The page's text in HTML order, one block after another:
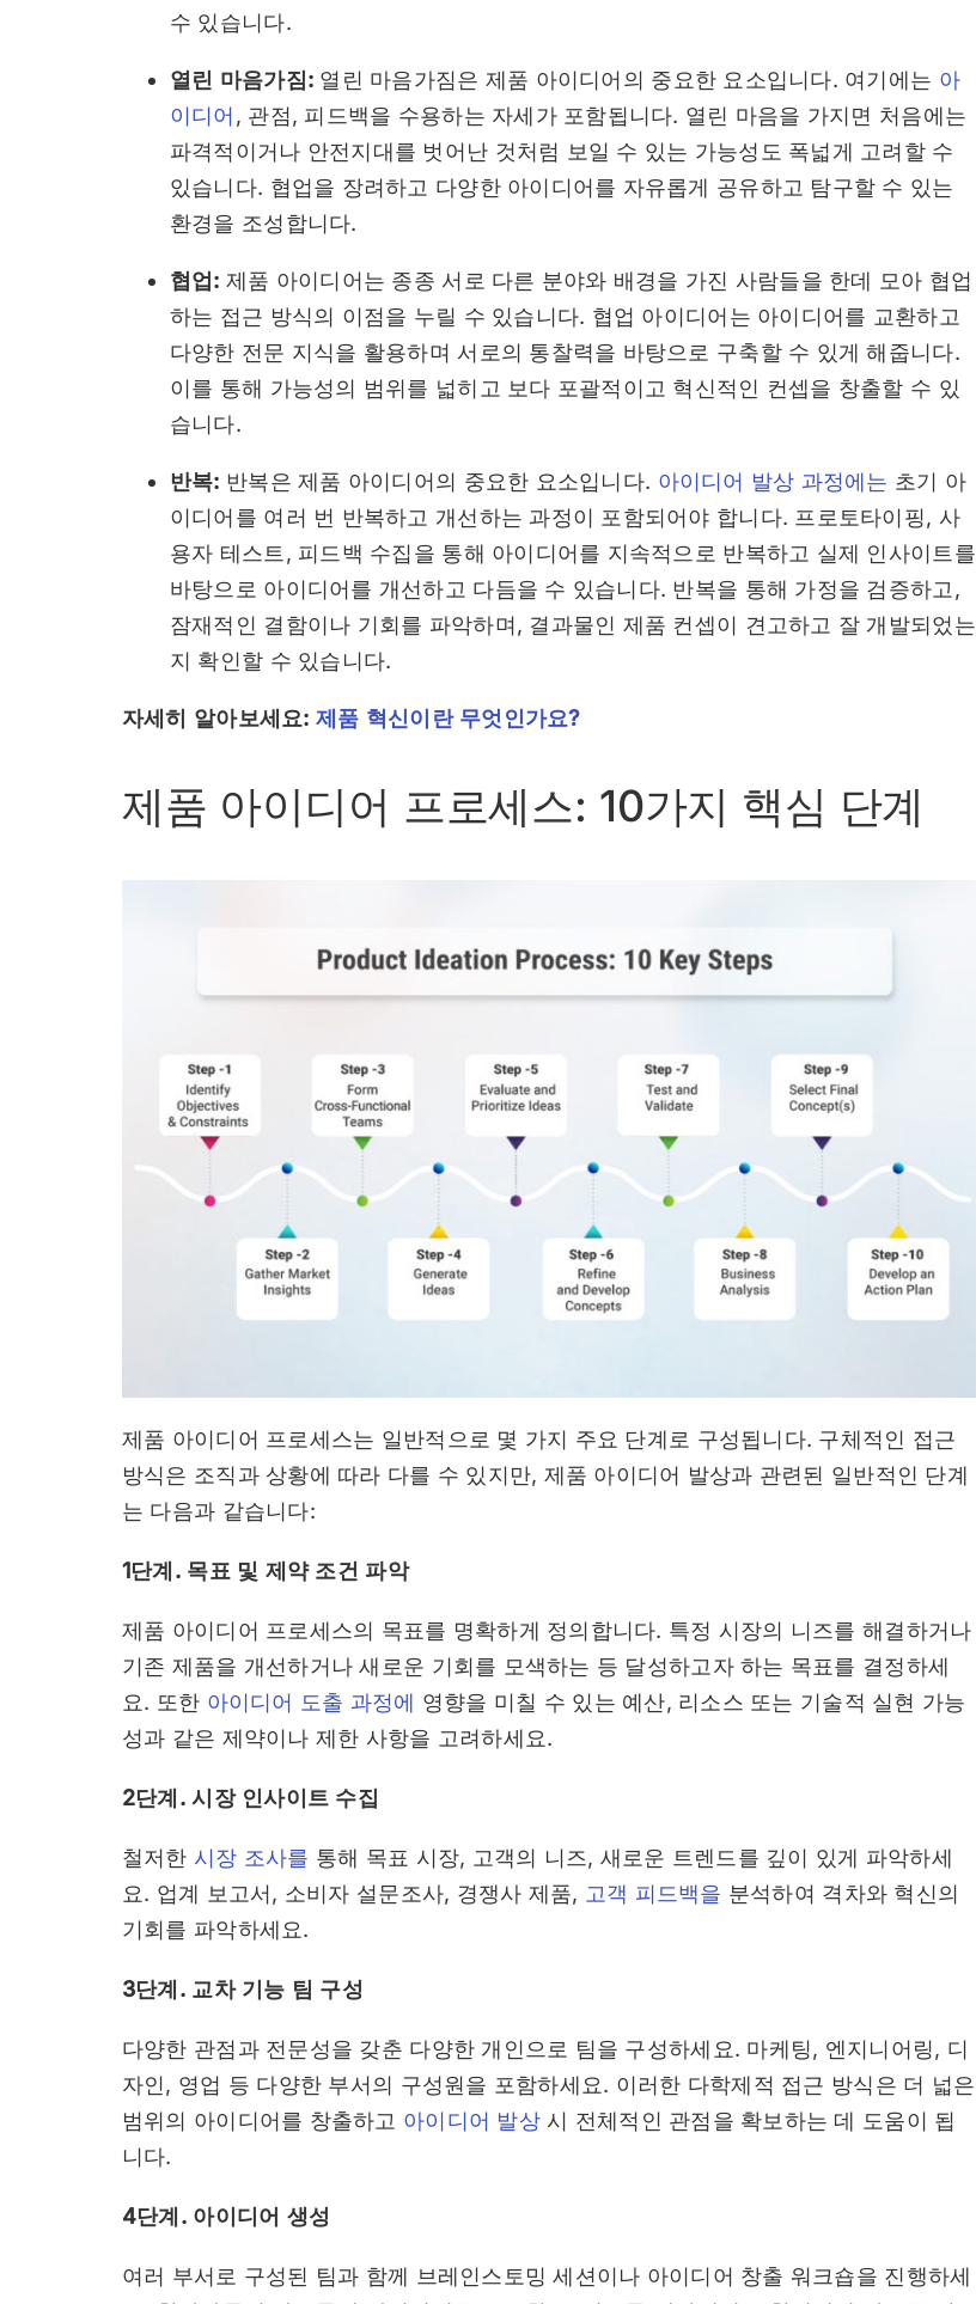
수 있습니다.
열린 마음가짐: 열린 마음가짐은 제품 아이디어의 중요한 요소입니다. 여기에는 아
이디어, 관점, 피드백을 수용하는 자세가 포함됩니다. 열린 마음을 가지면 처음에는
파격적이거나 안전지대를 벗어난 것처럼 보일 수 있는 가능성도 폭넓게 고려할 수
있습니다. 협업을 장려하고 다양한 아이디어를 자유롭게 공유하고 탐구할 수 있는
환경을 조성합니다.
협업: 제품 아이디어는 종종 서로 다른 분야와 배경을 가진 사람들을 한데 모아 협업
하는 접근 방식의 이점을 누릴 수 있습니다. 협업 아이디어는 아이디어를 교환하고
다양한 전문 지식을 활용하며 서로의 통찰력을 바탕으로 구축할 수 있게 해줍니다.
이를 통해 가능성의 범위를 넓히고 보다 포괄적이고 혁신적인 컨셉을 창출할 수 있
습니다.
반복: 반복은 제품 아이디어의 중요한 요소입니다. 아이디어 발상 과정에는 초기 아
이디어를 여러 번 반복하고 개선하는 과정이 포함되어야 합니다. 프로토타이핑, 사
용자 테스트, 피드백 수집을 통해 아이디어를 지속적으로 반복하고 실제 인사이트를
바탕으로 아이디어를 개선하고 다듬을 수 있습니다. 반복을 통해 가정을 검증하고,
잠재적인 결함이나 기회를 파악하며, 결과물인 제품 컨셉이 견고하고 잘 개발되었는
지 확인할 수 있습니다.
자세히 알아보세요: 제품 혁신이란 무엇인가요?
제품 아이디어 프로세스: 10가지 핵심 단계
제품 아이디어 프로세스는 일반적으로 몇 가지 주요 단계로 구성됩니다. 구체적인 접근
방식은 조직과 상황에 따라 다를 수 있지만, 제품 아이디어 발상과 관련된 일반적인 단계
는 다음과 같습니다:
1단계. 목표 및 제약 조건 파악
제품 아이디어 프로세스의 목표를 명확하게 정의합니다. 특정 시장의 니즈를 해결하거나
기존 제품을 개선하거나 새로운 기회를 모색하는 등 달성하고자 하는 목표를 결정하세
요. 또한 아이디어 도출 과정에 영향을 미칠 수 있는 예산, 리소스 또는 기술적 실현 가능
성과 같은 제약이나 제한 사항을 고려하세요.
2단계. 시장 인사이트 수집
철저한 시장 조사를 통해 목표 시장, 고객의 니즈, 새로운 트렌드를 깊이 있게 파악하세
요. 업계 보고서, 소비자 설문조사, 경쟁사 제품, 고객 피드백을 분석하여 격차와 혁신의
기회를 파악하세요.
3단계. 교차 기능 팀 구성
다양한 관점과 전문성을 갖춘 다양한 개인으로 팀을 구성하세요. 마케팅, 엔지니어링, 디
자인, 영업 등 다양한 부서의 구성원을 포함하세요. 이러한 다학제적 접근 방식은 더 넓은
범위의 아이디어를 창출하고 아이디어 발상시 전체적인 관점을 확보하는 데 도움이 됩
니다.
4단계. 아이디어 생성
여러 부서로 구성된 팀과 함께 브레인스토밍 세션이나 아이디어 창출 워크숍을 진행하세